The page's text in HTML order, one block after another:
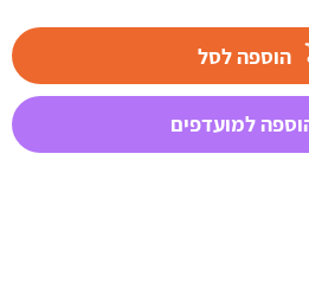
הוספה לסל
למועדפים